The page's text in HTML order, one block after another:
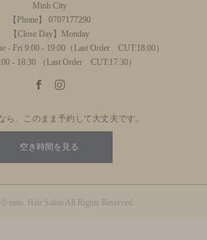
Minh City
【Phone】 0707177290
【Close Day】Monday
- Fri 9:00 - 19:00（Last Order CUT:18:00）
- 18:30 （Last Order CUT:17:30）
ら、このまま予約して大丈夫です。
空き時間を見る
emo. Hair Salon All Rights Reserved.